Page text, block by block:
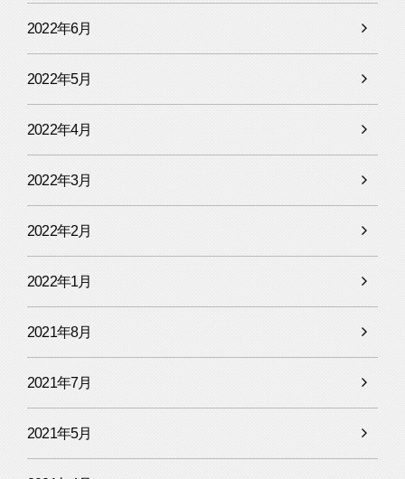
2022年6月
2022年5月
2022年4月
2022年3月
2022年2月
2022年1月
2021年8月
2021年7月
2021年5月